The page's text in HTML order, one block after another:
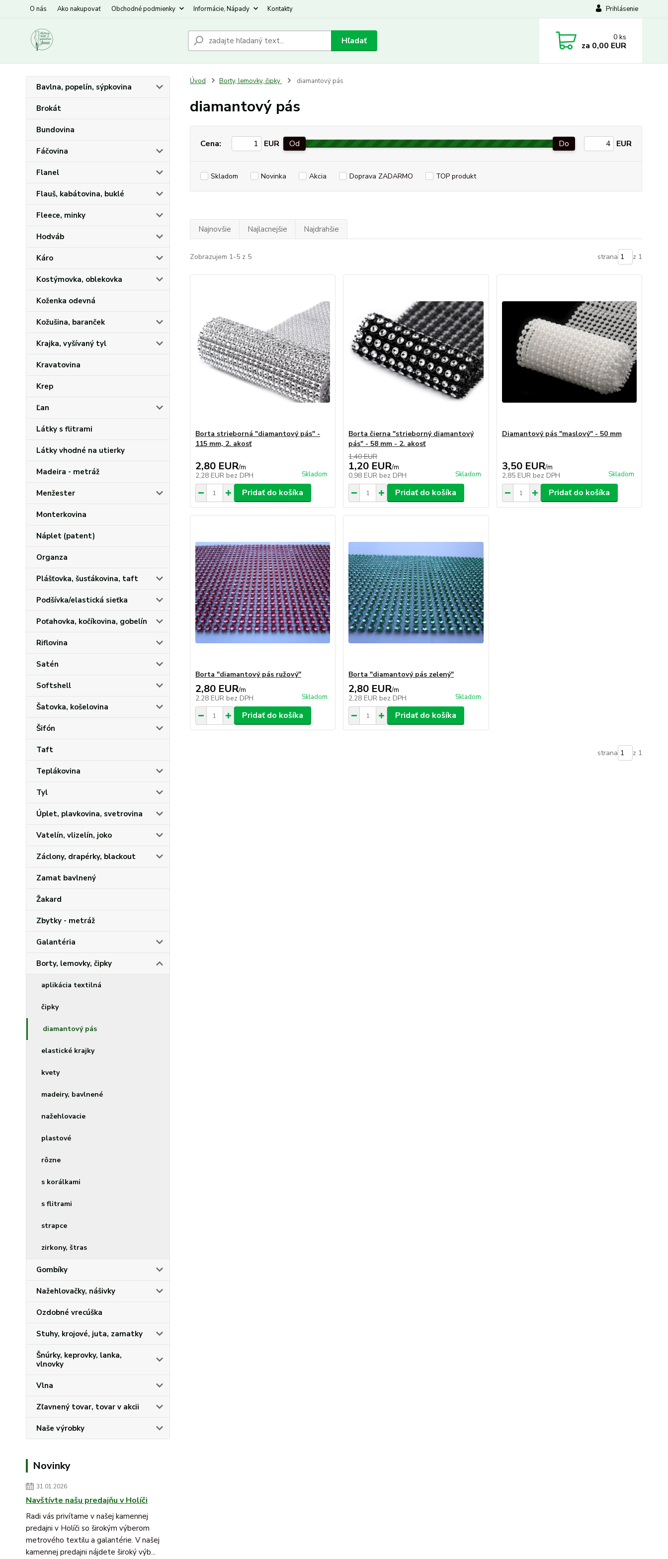
O nás Ako nakupovať Obchodné podmienky Informácie, Nápady Kontakty Prihlásenie
Hľadať 0 ks
za 0,00 EUR
Bavlna, popelín, sýpkovina
Brokát
Bundovina
Fáčovina
Flanel
Flauš, kabátovina, buklé
Fleece, minky
Hodváb
Káro
Kostýmovka, oblekovka
Koženka odevná
Kožušina, baranček
Krajka, vyšívaný tyl
Kravatovina
Krep
Ľan
Látky s flitrami
Látky vhodné na utierky
Madeira - metráž
Menžester
Monterkovina
Náplet (patent)
Organza
Plášťovka, šusťákovina, taft
Podšívka/elastická sieťka
Poťahovka, kočíkovina, gobelín
Riflovina
Satén
Softshell
Šatovka, košelovina
Šifón
Taft
Teplákovina
Tyl
Úplet, plavkovina, svetrovina
Vatelín, vlizelín, joko
Záclony, drapérky, blackout
Zamat bavlnený
Žakard
Zbytky - metráž
Galantéria
Borty, lemovky, čipky
aplikácia textilná
čipky
diamantový pás
elastické krajky
kvety
madeiry, bavlnené
nažehlovacie
plastové
rôzne
s korálkami
s flitrami
strapce
zirkony, štras
Gombíky
Nažehlovačky, nášivky
Ozdobné vrecúška
Stuhy, krojové, juta, zamatky
Šnúrky, keprovky, lanka,
vlnovky
Vlna
Zľavnený tovar, tovar v akcii
Naše výrobky
Novinky
31.01.2026
Navštívte našu predajňu v Holíči
Radi vás privítame v našej kamennej
predajni v Holíči so širokým výberom
metrového textilu a galantérie. V našej
kamennej predajni nájdete široký výb...
Úvod Borty, lemovky, čipky diamantový pás
diamantový pás
Cena: EUR Od Do EUR
Skladom Novinka Akcia Doprava ZADARMO TOP produkt
Najnovšie Najlacnejšie Najdrahšie
Zobrazujem 1-5 z 5 strana z 1
Borta strieborná "diamantový pás" -
115 mm, 2. akosť
2,80 EUR/m
2,28 EUR bez DPH Skladom
Pridať do košíka
Borta čierna "strieborný diamantový
pás" - 58 mm - 2. akosť
1,40 EUR
1,20 EUR/m
0,98 EUR bez DPH Skladom
Pridať do košíka
Diamantový pás "maslový" - 50 mm
3,50 EUR/m
2,85 EUR bez DPH Skladom
Pridať do košíka
Borta "diamantový pás ružový"
2,80 EUR/m
2,28 EUR bez DPH Skladom
Pridať do košíka
Borta "diamantový pás zelený"
2,80 EUR/m
2,28 EUR bez DPH Skladom
Pridať do košíka
strana z 1